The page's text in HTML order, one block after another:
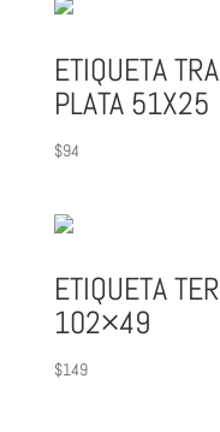
ETIQUETA
PLATA 51X25
$94
ETIQUETA
102×49
$149